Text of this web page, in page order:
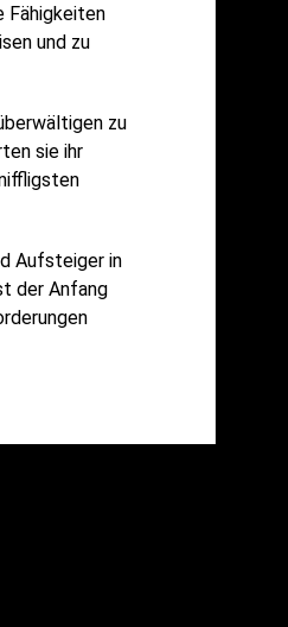
Fähigkeiten
und zu
zu
sie ihr
Aufsteiger in
der Anfang